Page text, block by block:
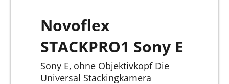
Novoflex
STACKPRO1 Sony E
Sony E, ohne Objektivkopf Die
Universal Stackingkamera